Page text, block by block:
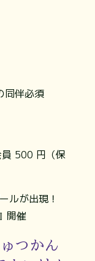
同伴必須
員 500 円（保
ルが出現！
開催
つかん